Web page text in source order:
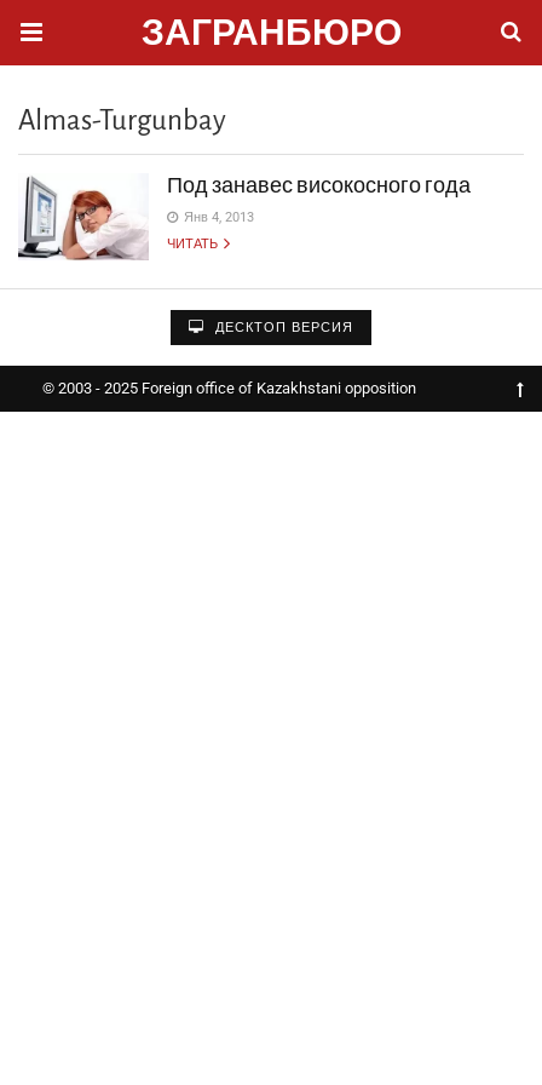
ЗАГРАНБЮРО
Almas-Turgunbay
Под занавес високосного года
Янв 4, 2013
ЧИТАТЬ
ДЕСКТОП ВЕРСИЯ
© 2003 - 2025 Foreign office of Kazakhstani opposition